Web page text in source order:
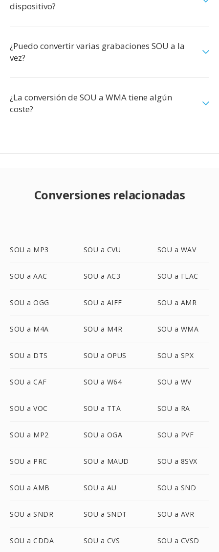
dispositivo?
¿Puedo convertir varias grabaciones SOU a la
vez?
¿La conversión de SOU a WMA tiene algún
coste?
Conversiones relacionadas
SOU a MP3 SOU a CVU SOU a WAV
SOU a AAC SOU a AC3 SOU a FLAC
SOU a OGG SOU a AIFF SOU a AMR
SOU a M4A SOU a M4R SOU a WMA
SOU a DTS SOU a OPUS SOU a SPX
SOU a CAF SOU a W64 SOU a WV
SOU a VOC SOU a TTA SOU a RA
SOU a MP2 SOU a OGA SOU a PVF
SOU a PRC SOU a MAUD SOU a 8SVX
SOU a AMB SOU a AU SOU a SND
SOU a SNDR SOU a SNDT SOU a AVR
SOU a CDDA SOU a CVS SOU a CVSD